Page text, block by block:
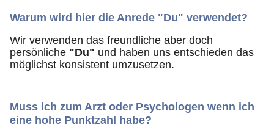
Warum wird hier die Anrede "Du" verwendet?
Wir verwenden das freundliche aber doch
persönliche "Du" und haben uns entschieden das
möglichst konsistent umzusetzen.
Muss ich zum Arzt oder Psychologen wenn ich
eine hohe Punktzahl habe?